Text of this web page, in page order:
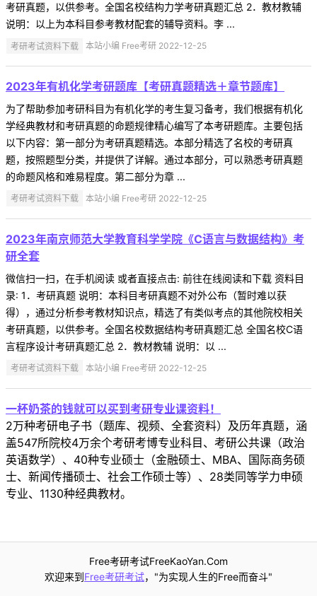
考研真题，以供参考。全国名校结构力学考研真题汇总 2．教材教辅
说明：以上为本科目参考教材配套的辅导资料。李 ...
考研考试资料下载 本站小编 Free考研 2022-12-25
2023年有机化学考研题库【考研真题精选＋章节题库】
为了帮助参加考研科目为有机化学的考生复习备考，我们根据有机化
学经典教材和考研真题的命题规律精心编写了本考研题库。主要包括
以下内容：第一部分为考研真题精选。本部分精选了名校的考研真
题，按照题型分类，并提供了详解。通过本部分，可以熟悉考研真题
的命题风格和难易程度。第二部分为章 ...
考研考试资料下载 本站小编 Free考研 2022-12-25
2023年南京师范大学教育科学学院《C语言与数据结构》考
研全套
微信扫一扫，在手机阅读 或者直接点击: 前往在线阅读和下载 资料目
录: 1．考研真题 说明：本科目考研真题不对外公布（暂时难以获
得），通过分析参考教材知识点，精选了有类似考点的其他院校相关
考研真题，以供参考。全国名校数据结构考研真题汇总 全国名校C语
言程序设计考研真题汇总 2．教材教辅 说明：以 ...
考研考试资料下载 本站小编 Free考研 2022-12-25
一杯奶茶的钱就可以买到考研专业课资料！
2万种考研电子书（题库、视频、全套资料）及历年真题，涵
盖547所院校4万余个考研考博专业科目、考研公共课（政治
英语数学）、40种专业硕士（金融硕士、MBA、国际商务硕
士、新闻传播硕士、社会工作硕士等）、28类同等学力申硕
专业、1130种经典教材。
Free考研考试FreeKaoYan.Com
欢迎来到Free考研考试，"为实现人生的Free而奋斗"